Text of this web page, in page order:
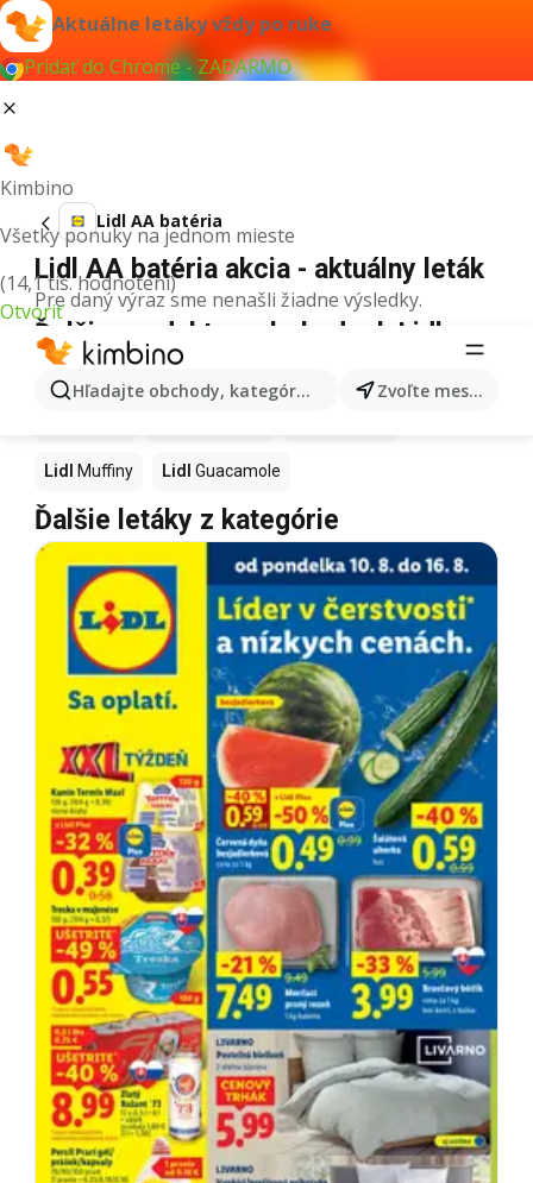
Aktuálne letáky vždy po ruke
Pridať do Chrome - ZADARMO
Kimbino
Všetky ponuky na jednom mieste
(14,1 tis. hodnotení)
Otvoriť
Hľadajte obchody, kategórie, produkty... Zvoľte mesto
Lidl AA batéria
Lidl AA batéria akcia - aktuálny leták
Pre daný výraz sme nenašli žiadne výsledky.
Ďalšie produkty v obchodoch Lidl
Lidl Muffiny Lidl Guacamole
Ďalšie letáky z kategórie